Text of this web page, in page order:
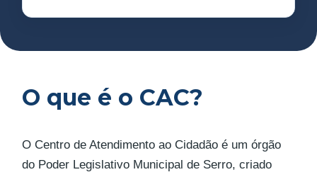
O que é o CAC?
O Centro de Atendimento ao Cidadão é um órgão
do Poder Legislativo Municipal de Serro, criado